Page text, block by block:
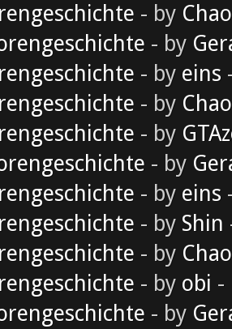
- by
- by
- by eins
- by
- by
- by
- by eins
- by Shin
- by
- by obi -
- by